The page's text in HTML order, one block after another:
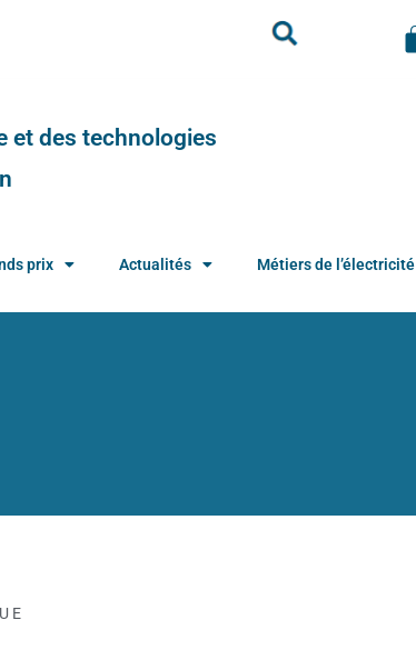
et des technologies
prix Actualités Métiers de l’électricité